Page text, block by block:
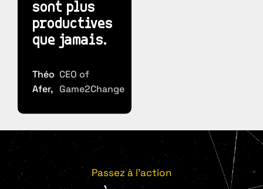
sont plus
productives
que jamais.
Théo
Afer,
CEO of
Game2Change
Passez à l'action